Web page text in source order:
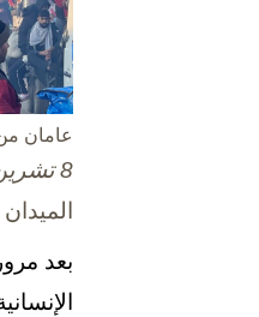
عامان
8 تشرين الأول / أكتوبر، 2025
الميدان
بعد